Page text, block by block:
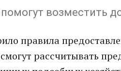
возместить
правила
рассчитывать